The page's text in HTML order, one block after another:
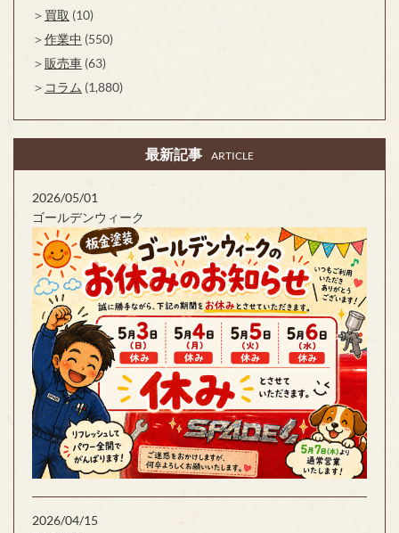
買取 (10)
作業中 (550)
販売車 (63)
コラム (1,880)
最新記事 ARTICLE
2026/05/01
ゴールデンウィーク
2026/04/15